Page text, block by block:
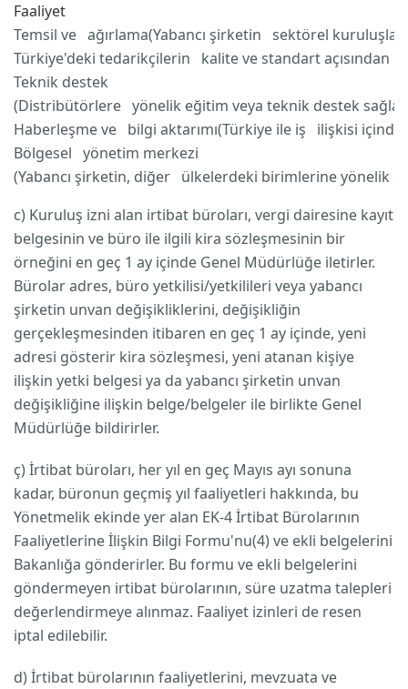
Faaliyet
Temsil ve ağırlama(Yabancı şirketin sektörel
Türkiye'deki tedarikçilerin kalite ve standart açısından
Teknik destek
(Distribütörlere yönelik eğitim veya teknik destek
Haberleşme ve bilgi aktarımı(Türkiye ile iş ilişkisi
Bölgesel yönetim merkezi
(Yabancı şirketin, diğer ülkelerdeki birimlerine yönelik
c) Kuruluş izni alan irtibat büroları, vergi dairesine kayıt
belgesinin ve büro ile ilgili kira sözleşmesinin bir
örneğini en geç 1 ay içinde Genel Müdürlüğe iletirler.
Bürolar adres, büro yetkilisi/yetkilileri veya yabancı
şirketin unvan değişikliklerini, değişikliğin
gerçekleşmesinden itibaren en geç 1 ay içinde, yeni
adresi gösterir kira sözleşmesi, yeni atanan kişiye
ilişkin yetki belgesi ya da yabancı şirketin unvan
değişikliğine ilişkin belge/belgeler ile birlikte Genel
Müdürlüğe bildirirler.
ç) İrtibat büroları, her yıl en geç Mayıs ayı sonuna
kadar, büronun geçmiş yıl faaliyetleri hakkında, bu
Yönetmelik ekinde yer alan EK-4 İrtibat Bürolarının
Faaliyetlerine İlişkin Bilgi Formu'nu(4) ve ekli belgelerini
Bakanlığa gönderirler. Bu formu ve ekli belgelerini
göndermeyen irtibat bürolarının, süre uzatma talepleri
değerlendirmeye alınmaz. Faaliyet izinleri de resen
iptal edilebilir.
d) İrtibat bürolarının faaliyetlerini, mevzuata ve